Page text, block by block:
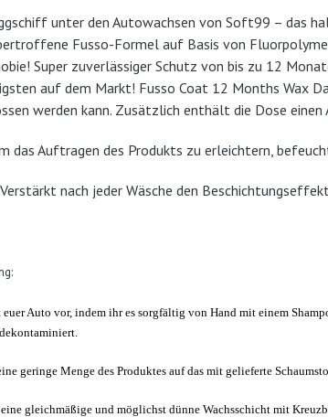
unter den Autowachsen von Soft99 – das
Fusso-Formel auf Basis von
Super zuverlässiger Schutz von bis zu 12
auf dem Markt! Fusso Coat 12 Months Wax
werden kann. Zusätzlich enthält die Dose
das Auftragen des Produkts zu erleichtern,
nach jeder Wäsche den
euerAuto vor, indem ihres sorgfältig von Hand mit einem
t.
geringe Menge des Produktes auf das mit gelieferte
gleichmäßige und möglichst dünne Wachsschicht mit